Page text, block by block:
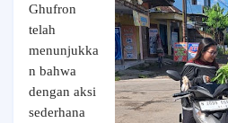
Ghufron
telah
menunjukka
n bahwa
dengan aksi
sederhana